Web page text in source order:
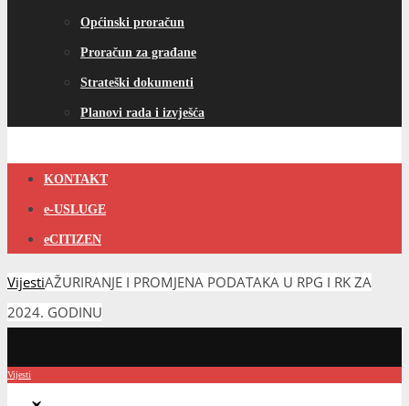
Općinski proračun
Proračun za građane
Strateški dokumenti
Planovi rada i izvješća
KONTAKT
e-USLUGE
eCITIZEN
VijestiAŽURIRANJE I PROMJENA PODATAKA U RPG I RK ZA
2024. GODINU
Vijesti